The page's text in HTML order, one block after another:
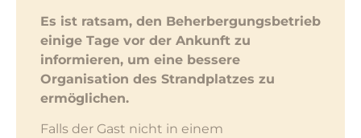
Es ist ratsam, den Beherbergungsbetrieb
einige Tage vor der Ankunft zu
informieren, um eine bessere
Organisation des Strandplatzes zu
ermöglichen.
Falls der Gast nicht in einem